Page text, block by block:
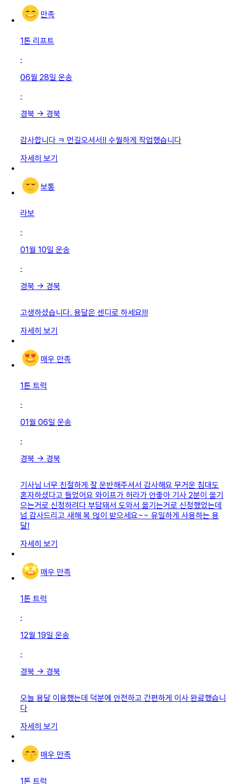
만족
1톤 리프트
·
06월 28일 운송
·
경북 → 경북
감사합니다 ㅋ 먼길오셔서!! 수월하게 작업했습니다
자세히 보기
보통
라보
·
01월 10일 운송
·
경북 → 경북
고생하셨습니다. 용달은 센디로 하세요!!!
자세히 보기
매우 만족
1톤 트럭
·
01월 06일 운송
·
경북 → 경북
기사님 너무 친절하게 잘 운반해주셔서 감사해요 무거운 침대도
혼자하셨다고 들었어요 와이프가 허라가 안좋아 기사 2분이 옮기
으는거로 신청하려다 부담돼서 도와서 옮기는거로 신청했었는데
넘 감사드리고 새해 복 먾이 받으세요~~ 유일하게 사용하는 용
달!
자세히 보기
매우 만족
1톤 트럭
·
12월 19일 운송
·
경북 → 경북
오늘 용달 이용했는데 덕분에 안전하고 간편하게 이사 완료했습니
다
자세히 보기
매우 만족
1톤 트럭